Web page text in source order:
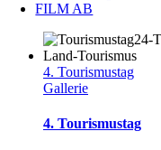
FILM AB
4. Tourismustag
Gallerie
4. Tourismustag